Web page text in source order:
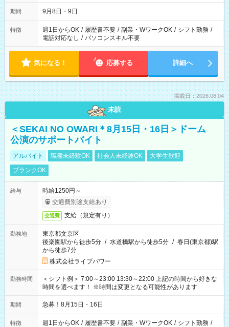
時間は変更となる可能性があります
期間 9月8日・9日
特徴 週1日からOK / 履歴書不要 / 副業・WワークOK / シフト勤務 /
電話対応なし / パソコンスキル不要
気になる！ 応募する 詳細へ
掲載日：2026.08.04
未読
＜SEKAI NO OWARI＊8月15日・16日＞ドーム
公演のサポートバイト
アルバイト 職種未経験OK 社会人未経験OK
大学生歓迎
ブランクOK
給与
時給1250円～
交通費別途支給あり
交通費 支給（規定有り）
勤務地
東京都文京区
後楽園駅から徒歩5分 / 水道橋駅から徒歩5分 / 春日(東京都)駅
から徒歩7分
株式会社ライブパワー
勤務時間
＜シフト例＞ 7:00～23:00 13:30～22:00 上記の時間から好きな
時間を選べます！ ※時間は変更となる可能性があります
期間 急募！8月15日・16日
特徴 週1日からOK / 履歴書不要 / 副業・WワークOK / シフト勤務 /